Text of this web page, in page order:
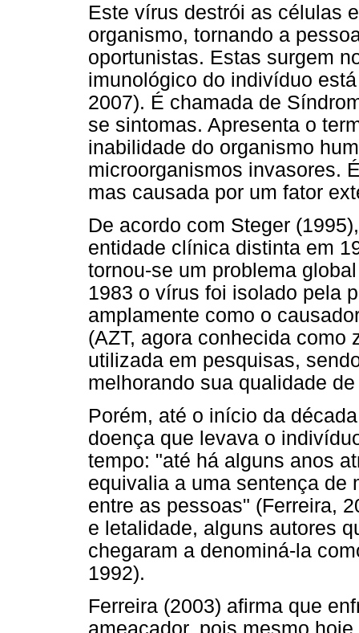
Este vírus destrói as células
organismo, tornando a
oportunistas. Estas surgem
imunológico do indivíduo
2007). É chamada de
se sintomas. Apresenta o
inabilidade do organismo
microorganismos invasores.
mas causada por um fator
De acordo com Steger
entidade clínica distinta em
tornou-se um problema
1983 o vírus foi isolado pela
amplamente como o
(AZT, agora conhecida como
utilizada em pesquisas,
melhorando sua qualidade
Porém, até o início da
doença que levava o
tempo: "até há alguns anos
equivalia a uma sentença de
entre as pessoas" (Ferreira,
e letalidade, alguns autores
chegaram a denominá-la
1992).
Ferreira (2003) afirma que